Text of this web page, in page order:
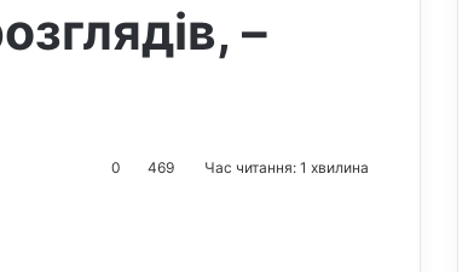
–
0 469 Час читання: 1 хвилина